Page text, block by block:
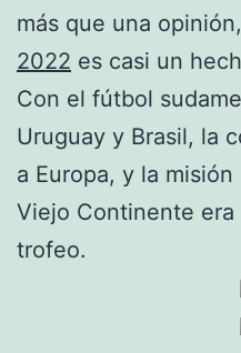
más que una opinión,
2022 es casi un
Con el fútbol
Uruguay y Brasil, la
a Europa, y la
Viejo Continente era
trofeo.